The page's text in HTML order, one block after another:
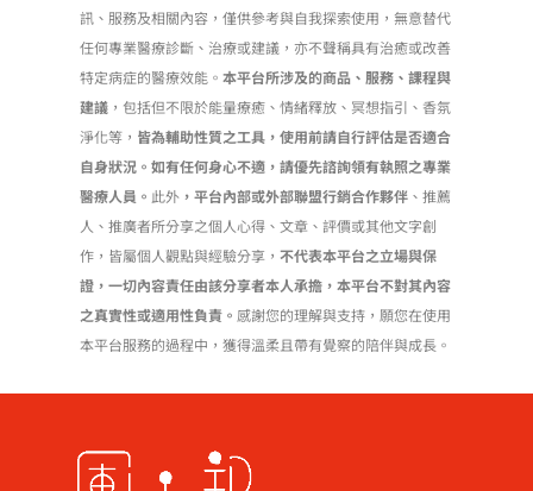
訊、服務及相關內容，僅供參考與自我探索使用，無意替代
任何專業醫療診斷、治療或建議，亦不聲稱具有治癒或改善
特定病症的醫療效能。本平台所涉及的商品、服務、課程與
建議 ，包括但不限於能量療癒、情緒釋放、冥想指引、香氛
淨化等， 皆為輔助性質之工具，使用前請自行評估是否適合
自身狀況。如有任何身心不適，請優先諮詢領有執照之專業
醫療人員。 此外 ，平台內部或外部聯盟行銷合作夥伴 、推薦
人、推廣者所分享之個人心得、文章、評價或其他文字創
作，皆屬個人觀點與經驗分享，不代表本平台之立場與保
證，一切內容責任由該分享者本人承擔，本平台不對其內容
之真實性或適用性負責。 感謝您的理解與支持，願您在使用
本平台服務的過程中，獲得溫柔且帶有覺察的陪伴與成長。